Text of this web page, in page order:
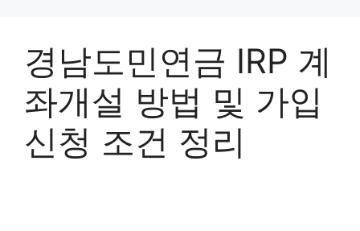
경남도민연금 IRP 계
좌개설 방법 및 가입
신청 조건 정리